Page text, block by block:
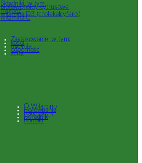
Składniki, w tym:
bioflawonoidy cytrusowe
magnez
witamina D3 (cholekalcyferol)
witamina C
Zastosowanie, w tym:
kości
mięśnie
odporność
zęby
O Witamino
Porównania
Kalkulatory
Poradnik
Kontakt